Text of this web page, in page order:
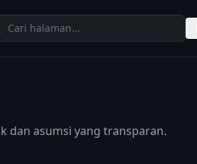
di TheAIMeters
dan asumsi yang transparan.